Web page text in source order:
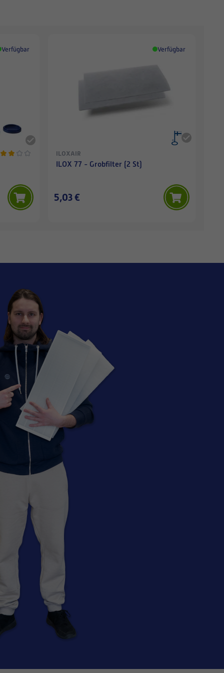
Verfügbar Verfügbar
ILOXAIR
ILOX 77 - Grobfilter (2 St)
5,03 €